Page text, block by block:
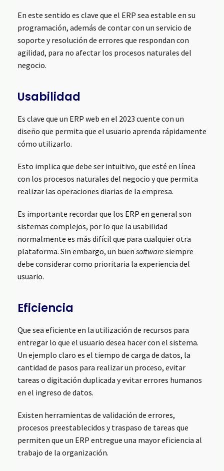
En este sentido es clave que el ERP sea estable en su
programación, además de contar con un servicio de
soporte y resolución de errores que respondan con
agilidad, para no afectar los procesos naturales del
negocio.
Usabilidad
Es clave que un ERP web en el 2023 cuente con un
diseño que permita que el usuario aprenda rápidamente
cómo utilizarlo.
Esto implica que debe ser intuitivo, que esté en línea
con los procesos naturales del negocio y que permita
realizar las operaciones diarias de la empresa.
Es importante recordar que los ERP en general son
sistemas complejos, por lo que la usabilidad
normalmente es más difícil que para cualquier otra
plataforma. Sin embargo, un buen softwaresiempre
debe considerar como prioritaria la experiencia del
usuario.
Eficiencia
Que sea eficiente en la utilización de recursos para
entregar lo que el usuario desea hacer con el sistema.
Un ejemplo claro es el tiempo de carga de datos, la
cantidad de pasos para realizar un proceso, evitar
tareas o digitación duplicada y evitar errores humanos
en el ingreso de datos.
Existen herramientas de validación de errores,
procesos preestablecidos y traspaso de tareas que
permiten que un ERP entregue una mayor eficiencia al
trabajo de la organización.